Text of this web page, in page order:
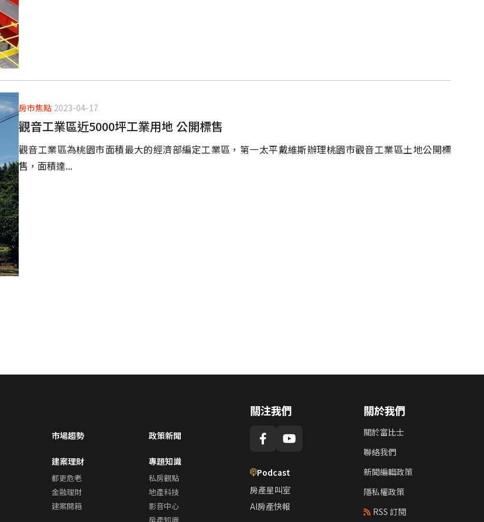
房市焦點 2023-04-17
觀音工業區近5000坪工業用地 公開標售
觀音工業區為桃園市面積最大的經濟部編定工業區，第一太平戴維斯辦理桃園市觀音工業區土地公開標
售，面積達...
市場趨勢 政策新聞
建案理財
都更危老
金融理財
建案開箱
專題知識
私房觀點
地產科技
影音中心
關注我們
Podcast
房產星叫室
AI房產快報
關於我們
關於富比士
聯絡我們
新聞編輯政策
隱私權政策
RSS 訂閱